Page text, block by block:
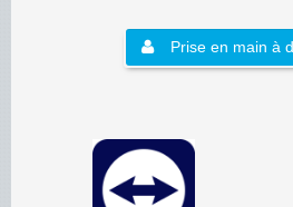
Prise en main à